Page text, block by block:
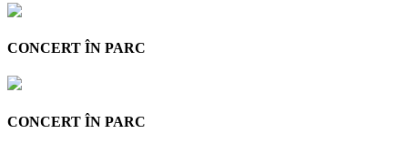
CONCERT ÎN PARC
CONCERT ÎN PARC